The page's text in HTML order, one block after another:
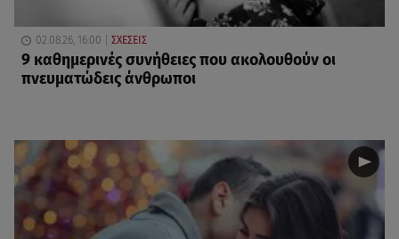
02.08.26, 16:00 ΣΧΕΣΕΙΣ
9 καθημερινές συνήθειες που ακολουθούν οι
πνευματώδεις άνθρωποι